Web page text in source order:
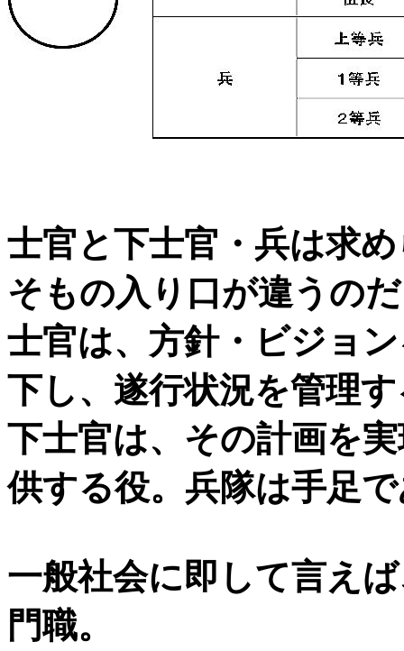
士官と下士官・兵は求
そもの入り口が違うの
士官は、方針・ビジョ
下し、遂行状況を管理
下士官は、その計画を
供する役。兵隊は手足
一般社会に即して言え
門職。